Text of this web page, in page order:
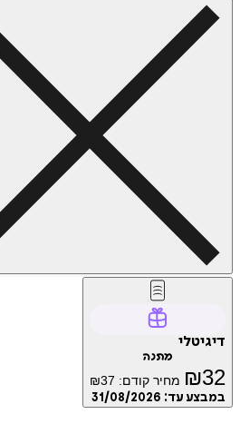
דיגיטלי
מתנה
₪32 מחיר קודם: ₪37
במבצע עד: 31/08/2026